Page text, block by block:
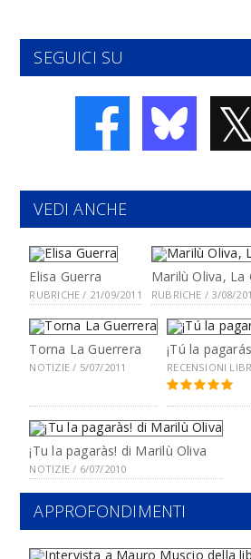
SEGUICI SU
VEDI ANCHE
Elisa Guerra
RUBRICHE / 21/09/2011
Marilù Oliva, La
RUBRICHE / 3/08/
Torna La Guerrera
NOTIZIE / 5/07/2011
¡Tú la
RECENSIONI
¡Tu la pagaràs! di Marilù Oliva
NOTIZIE / 6/07/2010
APPROFONDIMENTI